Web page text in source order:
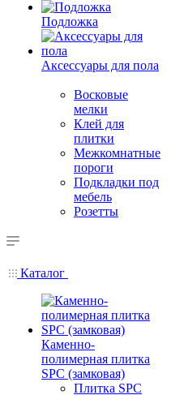
Подложка
Аксессуары для пола
Восковые
мелки
Клей для
плитки
Межкомнатные
пороги
Подкладки под
мебель
Розетты
Каталог
Каменно-
полимерная плитка
SPC (замковая)
Плитка SPC